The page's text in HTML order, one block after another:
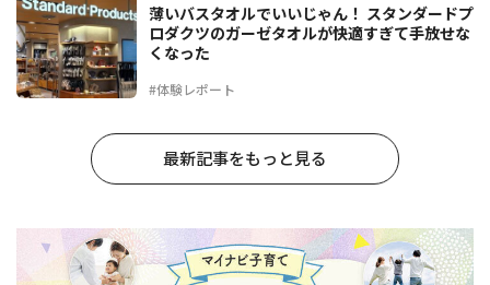
#体験レポート
薄いバスタオルでいいじゃん！ スタンダードプ
ロダクツのガーゼタオルが快適すぎて手放せな
くなった
最新記事をもっと見る